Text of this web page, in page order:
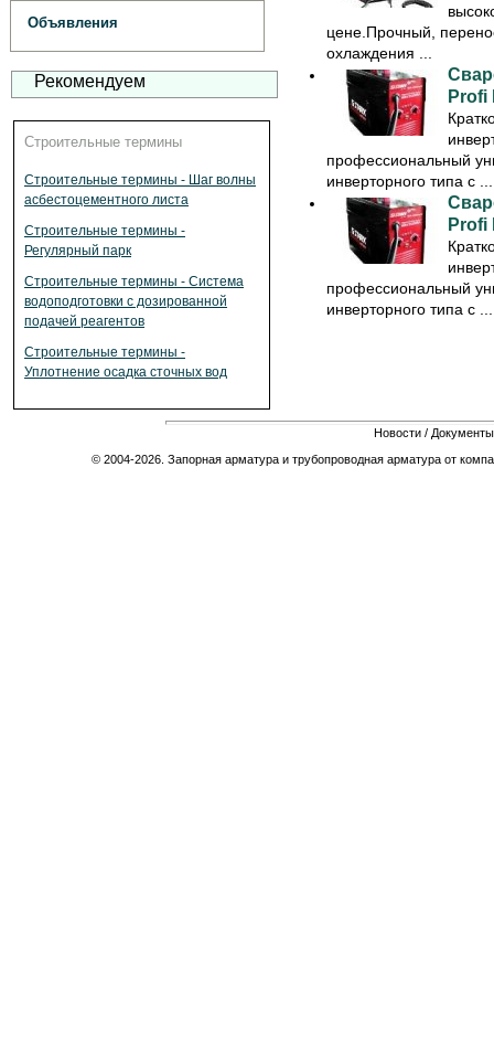
Объявления
Рекомендуем
Строительные термины
Строительные термины - Шаг волны
асбестоцементного листа
Строительные термины -
Регулярный парк
Строительные термины - Система
водоподготовки с дозированной
подачей реагентов
Строительные термины -
Уплотнение осадка сточных вод
цене.Прочный,
охлаждения ...
Profi
профессиональный
инверторного типа с ...
Profi
профессиональный
инверторного типа с ...
Новости / Документы
© 2004-2026. Запорная арматура и трубопроводная арматура от